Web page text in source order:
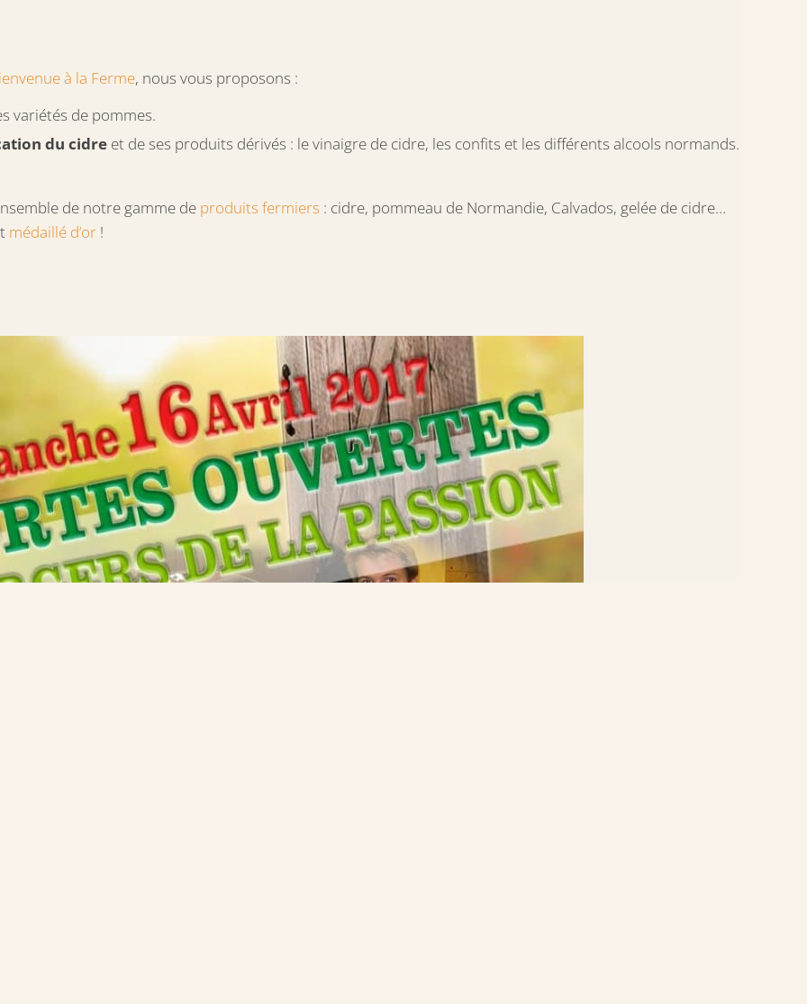
à la Ferme, nous vous proposons :
variétés de pommes.
du cidreet de ses produits dérivés : le vinaigre de cidre, les confits et les différents alcools normands.
de notre gamme de produits fermiers : cidre, pommeau de Normandie, Calvados, gelée de cidre…
médaillé d’or !